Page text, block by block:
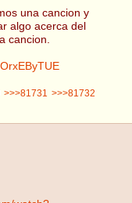
una cancion y
algo acerca del
cancion.
>>>81731
>>>81732